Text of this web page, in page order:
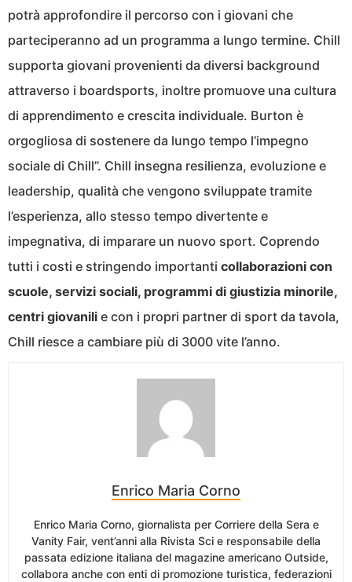
potrà approfondire il percorso con i giovani che
parteciperanno ad un programma a lungo termine. Chill
supporta giovani provenienti da diversi background
attraverso i boardsports, inoltre promuove una cultura
di apprendimento e crescita individuale. Burton è
orgogliosa di sostenere da lungo tempo l’impegno
sociale di Chill”. Chill insegna resilienza, evoluzione e
leadership, qualità che vengono sviluppate tramite
l’esperienza, allo stesso tempo divertente e
impegnativa, di imparare un nuovo sport. Coprendo
tutti i costi e stringendo importanti collaborazioni con
scuole, servizi sociali, programmi di giustizia minorile,
centri giovanili e con i propri partner di sport da tavola,
Chill riesce a cambiare più di 3000 vite l’anno.
Enrico Maria Corno
Enrico Maria Corno, giornalista per Corriere della Sera e
Vanity Fair, vent’anni alla Rivista Sci e responsabile della
passata edizione italiana del magazine americano Outside,
collabora anche con enti di promozione turistica, federazioni